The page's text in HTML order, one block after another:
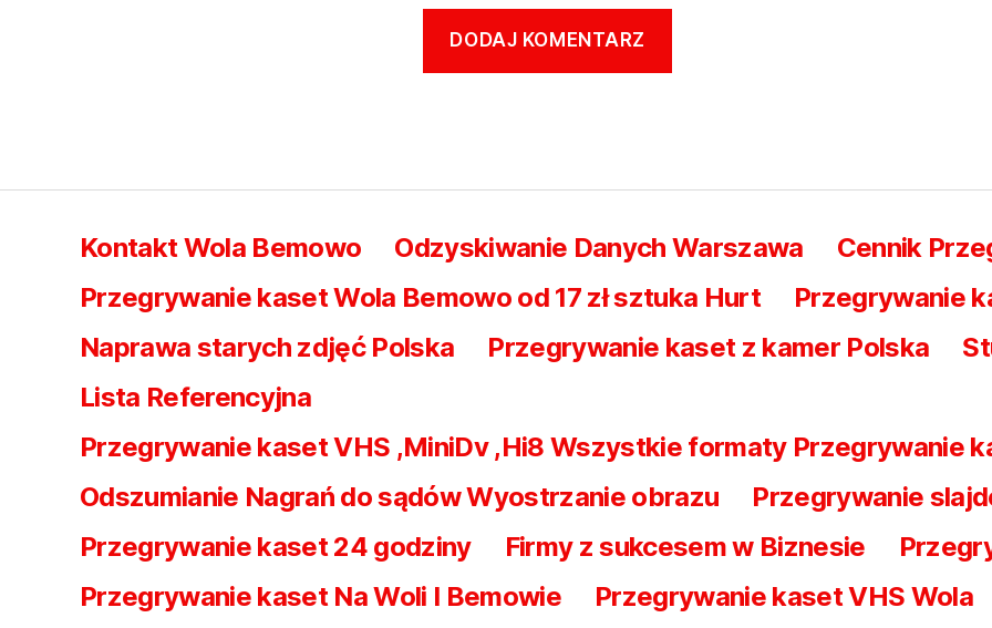
Kontakt Wola Bemowo Odzyskiwanie Danych Warszawa
Cennik
Przegrywanie kaset Wola Bemowo od 17 zł sztuka Hurt
Przegrywanie
Naprawa starych zdjęć Polska
Przegrywanie kaset z kamer Polska
Lista Referencyjna
Przegrywanie kaset VHS ,MiniDv ,Hi8 Wszystkie formaty Przegrywanie
Odszumianie Nagrań do sądów Wyostrzanie obrazu
Przegrywanie
Przegrywanie kaset 24 godziny
Firmy z sukcesem w Biznesie
Przegrywanie kaset Na Woli I Bemowie
Przegrywanie kaset VHS Wola